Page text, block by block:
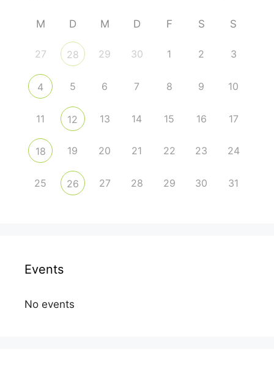
M D M D F S S
27 28 29 30 1 2 3
4 5 6 7 8 9 10
11 12 13 14 15 16 17
18 19 20 21 22 23 24
25 26 27 28 29 30 31
Events
No events